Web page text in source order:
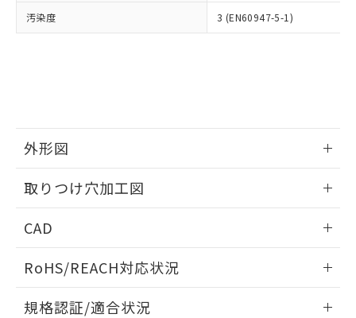
汚染度 3 (EN60947-5-1)
外形図
取りつけ穴加工図
CAD
ドすることができます。
RoHS/REACH対応状況
規格認証/適合状況
お客様が当ウェブサイト上で当社にご
登録された部品リストについて、当社
の共同利用に関して"
の「1.共同利
指します。
※3 非含有証明書ダウンロード
51物質の非含有証明書（当社基準）
※本証明書は発行日時点で非含有を証明す
るもので、過去に遡って非含有を証明する
また、RoHS指令のフタル酸エステル類４
物質の対応では、対応完了までの期間は出
既に当社にて対応品への在庫切替を完了
していることから、特段のことがない限
り、2022年1月12日より割愛しておりま
す。